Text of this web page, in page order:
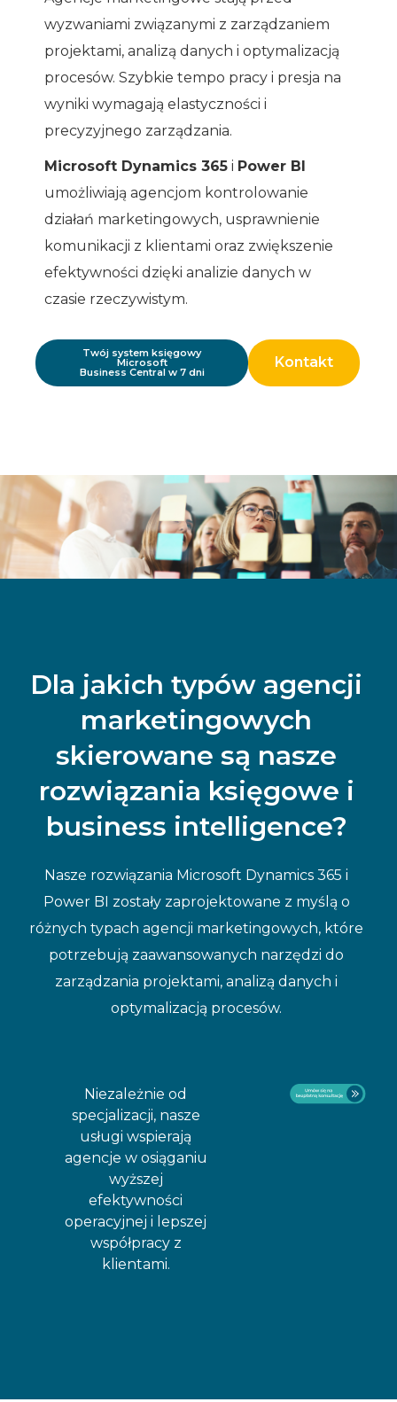
wyzwaniami związanymi z zarządzaniem
projektami, analizą danych i optymalizacją
procesów. Szybkie tempo pracy i presja na
wyniki wymagają elastyczności i
precyzyjnego zarządzania.
Microsoft Dynamics 365 i Power BI
umożliwiają agencjom kontrolowanie
działań marketingowych, usprawnienie
komunikacji z klientami oraz zwiększenie
efektywności dzięki analizie danych w
czasie rzeczywistym.
Twój system księgowy
Microsoft
Business Central w 7 dni
Kontakt
Dla jakich typów agencji
marketingowych
skierowane są nasze
rozwiązania księgowe i
business intelligence?
Nasze rozwiązania Microsoft Dynamics 365 i
Power BI zostały zaprojektowane z myślą o
różnych typach agencji marketingowych, które
potrzebują zaawansowanych narzędzi do
zarządzania projektami, analizą danych i
optymalizacją procesów.
Niezależnie od
specjalizacji, nasze
usługi wspierają
agencje w osiąganiu
wyższej
efektywności
operacyjnej i lepszej
współpracy z
klientami.